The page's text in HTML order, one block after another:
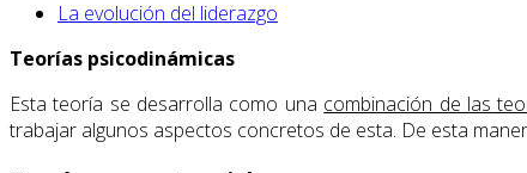
La evolución del liderazgo
Teorías psicodinámicas
Esta teoría se desarrolla como una combinación de las
trabajar algunos aspectos concretos de esta. De esta